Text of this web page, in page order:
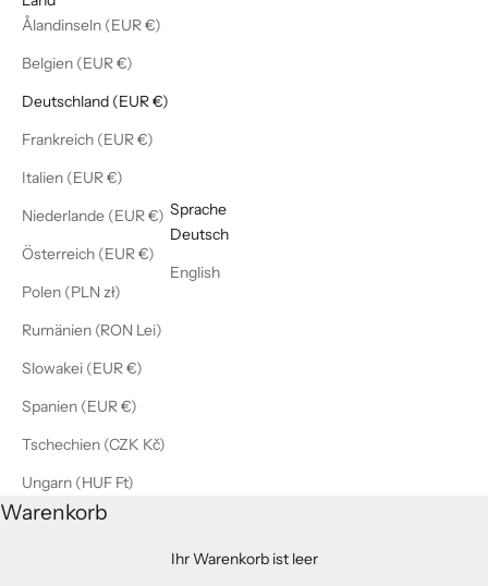
Ålandinseln (EUR €)
Belgien (EUR €)
Deutschland (EUR €)
Frankreich (EUR €)
Italien (EUR €)
Niederlande (EUR €)
Österreich (EUR €)
Polen (PLN zł)
Rumänien (RON Lei)
Slowakei (EUR €)
Spanien (EUR €)
Tschechien (CZK Kč)
Ungarn (HUF Ft)
Sprache
Deutsch
English
Warenkorb
Ihr Warenkorb ist leer